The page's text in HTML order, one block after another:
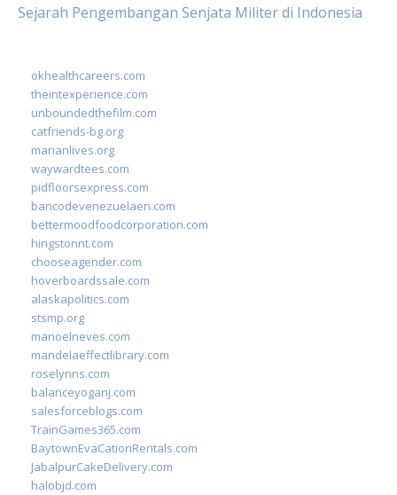
Sejarah Pengembangan Senjata Militer di Indonesia
okhealthcareers.com
theintexperience.com
unboundedthefilm.com
catfriends-bg.org
marianlives.org
waywardtees.com
pidfloorsexpress.com
bancodevenezuelaen.com
bettermoodfoodcorporation.com
hingstonnt.com
chooseagender.com
hoverboardssale.com
alaskapolitics.com
stsmp.org
manoelneves.com
mandelaeffectlibrary.com
roselynns.com
balanceyoganj.com
salesforceblogs.com
TrainGames365.com
BaytownEvaCationRentals.com
JabalpurCakeDelivery.com
halobjd.com